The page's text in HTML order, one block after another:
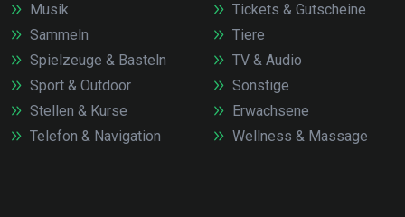
Musik
Sammeln
Spielzeuge & Basteln
Sport & Outdoor
Stellen & Kurse
Telefon & Navigation
Tickets & Gutscheine
Tiere
TV & Audio
Sonstige
Erwachsene
Wellness & Massage